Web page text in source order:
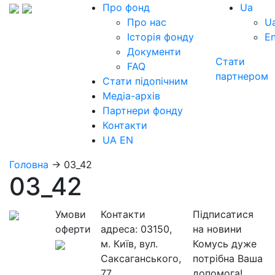
Про фонд
Про нас
Історія фонду
Документи
FAQ
Стати підопічним
Медіа-архів
Партнери фонду
Контакти
UA EN
Ua
Стати
партнером
Головна → 03_42
03_42
Умови
оферти
Контакти
адреса: 03150,
м. Київ, вул.
Саксаганського,
Підписатися
на новини
Комусь дуже
потрібна Ваша